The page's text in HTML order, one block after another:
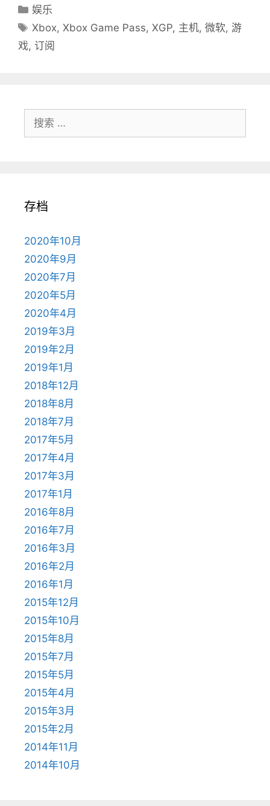
分
类
录
娱乐
标
签
Xbox,Xbox Game Pass,XGP, 主机,微软, 游
戏, 订阅
索：
存档
2020年10月
2020年9月
2020年7月
2020年5月
2020年4月
2019年3月
2019年2月
2019年1月
2018年12月
2018年8月
2018年7月
2017年5月
2017年4月
2017年3月
2017年1月
2016年8月
2016年7月
2016年3月
2016年2月
2016年1月
2015年12月
2015年10月
2015年8月
2015年7月
2015年5月
2015年4月
2015年3月
2015年2月
2014年11月
2014年10月